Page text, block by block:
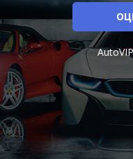
AutoVIP